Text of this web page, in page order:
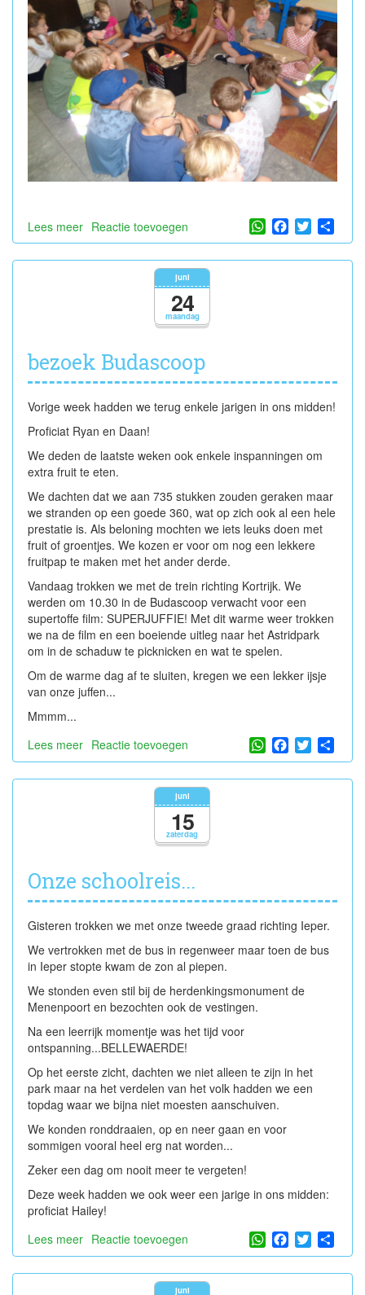
Lees meer over
leve
de
Reactie toevoegen WhatsApp
Facebook
Twitter
maandag
juni
24
bezoek Budascoop
Vorige week hadden we terug enkele jarigen in ons midden!
Proficiat Ryan en Daan!
We deden de laatste weken ook enkele inspanningen om
extra fruit te eten.
We dachten dat we aan 735 stukken zouden geraken maar
we stranden op een goede 360, wat op zich ook al een hele
prestatie is. Als beloning mochten we iets leuks doen met
fruit of groentjes. We kozen er voor om nog een lekkere
fruitpap te maken met het ander derde.
Vandaag trokken we met de trein richting Kortrijk. We
werden om 10.30 in de Budascoop verwacht voor een
supertoffe film: SUPERJUFFIE! Met dit warme weer trokken
we na de film en een boeiende uitleg naar het Astridpark
om in de schaduw te picknicken en wat te spelen.
Om de warme dag af te sluiten, kregen we een lekker ijsje
van onze juffen...
Mmmm...
Lees meer over
bezoek
Budascoop
Reactie toevoegen WhatsApp
Facebook
Twitter
zaterdag
juni
15
Onze schoolreis...
Gisteren trokken we met onze tweede graad richting Ieper.
We vertrokken met de bus in regenweer maar toen de bus
in Ieper stopte kwam de zon al piepen.
We stonden even stil bij de herdenkingsmonument de
Menenpoort en bezochten ook de vestingen.
Na een leerrijk momentje was het tijd voor
ontspanning...BELLEWAERDE!
Op het eerste zicht, dachten we niet alleen te zijn in het
park maar na het verdelen van het volk hadden we een
topdag waar we bijna niet moesten aanschuiven.
We konden ronddraaien, op en neer gaan en voor
sommigen vooral heel erg nat worden...
Zeker een dag om nooit meer te vergeten!
Deze week hadden we ook weer een jarige in ons midden:
proficiat Hailey!
Lees meer over
Onze
schoolreis...
Reactie toevoegen WhatsApp
Facebook
Twitter
juni